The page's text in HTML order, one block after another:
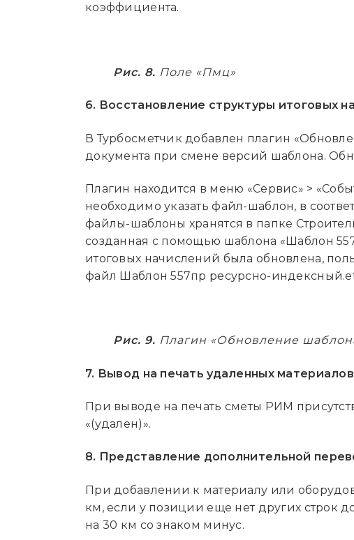
коэффициента.
Рис. 8. Поле «Пмц»
6. Восстановление структуры итоговых
В Турбосметчик добавлен плагин
документа при смене версий шаблона.
Плагин находится в меню «Сервис» >
необходимо указать файл-шаблон, в
файлы-шаблоны хранятся в папке
созданная с помощью шаблона «Шаблон
итоговых начислений была обновлена,
файл Шаблон 557пр ресурсно-
Рис. 9. Плагин «Обновление
7. Вывод на печать удаленных
При выводе на печать сметы РИМ
«(удален)».
8. Представление дополнительной
При добавлении к материалу или
км, если у позиции еще нет других строк
на 30 км со знаком минус.